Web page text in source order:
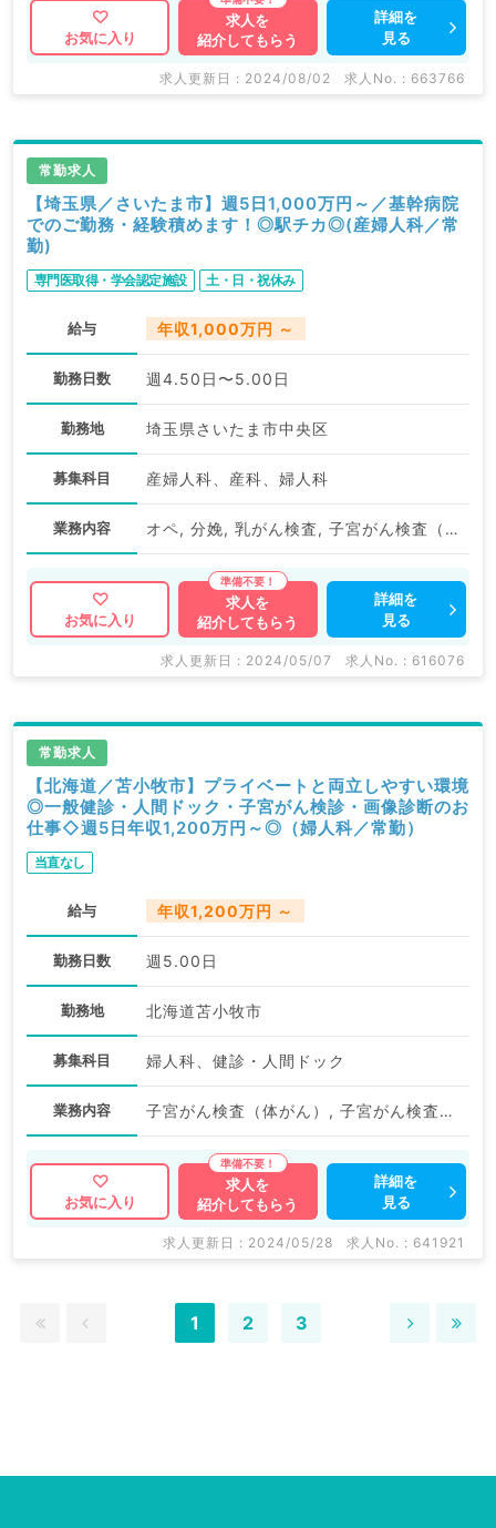
お気に入り
求人を
紹介してもらう
詳細を
見る
求人更新日 : 2024/08/02 求人No. : 663766
常勤求人
【埼玉県／さいたま市】週5日1,000万円～／基幹病院
でのご勤務・経験積めます！◎駅チカ◎(産婦人科／常
勤)
専門医取得・学会認定施設 土・日・祝休み
給与 年収1,000万円 ～
勤務日数 週4.50日〜5.00日
勤務地 埼玉県さいたま市中央区
募集科目 産婦人科、産科、婦人科
業務内容 オペ, 分娩, 乳がん検査, 子宮がん検査（体がん）, 子宮がん検査（頚がん）, その他, 専門外来
お気に入り
求人を
紹介してもらう
詳細を
見る
求人更新日 : 2024/05/07 求人No. : 616076
常勤求人
【北海道／苫小牧市】プライベートと両立しやすい環境
◎一般健診・人間ドック・子宮がん検診・画像診断のお
仕事◇週5日年収1,200万円～◎（婦人科／常勤）
当直なし
給与 年収1,200万円 ～
勤務日数 週5.00日
勤務地 北海道苫小牧市
募集科目 婦人科、健診・人間ドック
業務内容 子宮がん検査（体がん）, 子宮がん検査（頚がん）, 一般健診・人間ドック, 画像診断（一次読影）
お気に入り
求人を
紹介してもらう
詳細を
見る
求人更新日 : 2024/05/28 求人No. : 641921
1 2 3